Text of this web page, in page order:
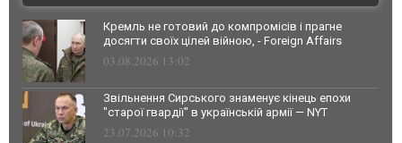
Кремль не готовий до компромісів і прагне
досягти своїх цілей війною, - Foreign Affairs
03.08.2026 13:02
Звільнення Сирського знаменує кінець епохи
"старої гвардії" в українській армії — NYT
23.07.2026 10:32